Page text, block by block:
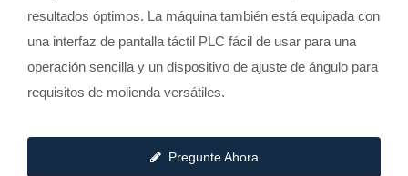
resultados óptimos. La máquina también está equipada con
una interfaz de pantalla táctil PLC fácil de usar para una
operación sencilla y un dispositivo de ajuste de ángulo para
requisitos de molienda versátiles.
Pregunte Ahora